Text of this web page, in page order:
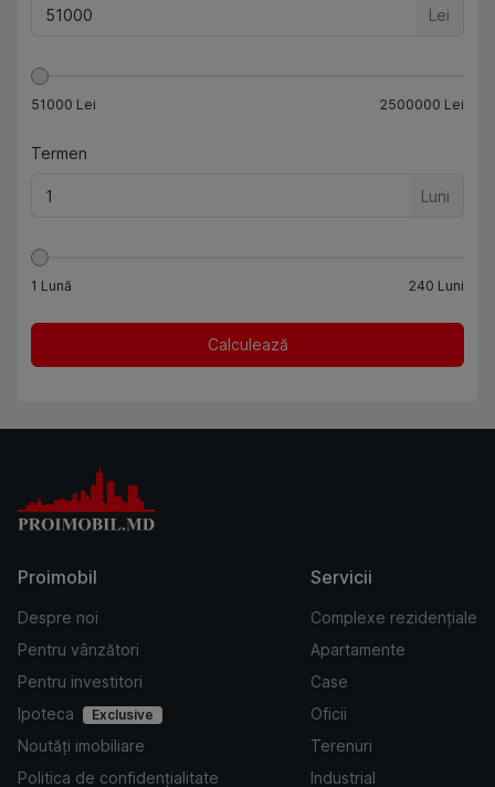
Lei
51000 Lei 2500000 Lei
Termen
Luni
1 Lună 240 Luni
Calculează
Proimobil
Despre noi
Pentru vânzători
Pentru investitori
Ipoteca
Exclusive
Noutăți imobiliare
Politica de confidențialitate
Servicii
Complexe rezidențiale
Apartamente
Case
Oficii
Terenuri
Industrial